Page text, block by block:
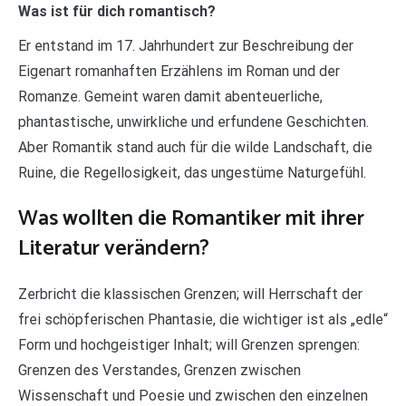
Was ist für dich romantisch?
Er entstand im 17. Jahrhundert zur Beschreibung der
Eigenart romanhaften Erzählens im Roman und der
Romanze. Gemeint waren damit abenteuerliche,
phantastische, unwirkliche und erfundene Geschichten.
Aber Romantik stand auch für die wilde Landschaft, die
Ruine, die Regellosigkeit, das ungestüme Naturgefühl.
Was wollten die Romantiker mit ihrer
Literatur verändern?
Zerbricht die klassischen Grenzen; will Herrschaft der
frei schöpferischen Phantasie, die wichtiger ist als „edle“
Form und hochgeistiger Inhalt; will Grenzen sprengen:
Grenzen des Verstandes, Grenzen zwischen
Wissenschaft und Poesie und zwischen den einzelnen